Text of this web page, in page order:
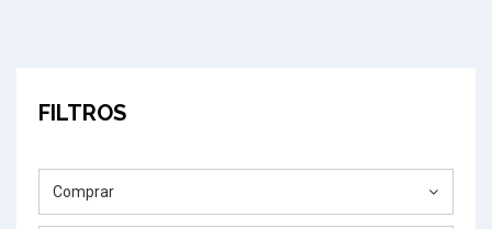
FILTROS
Comprar